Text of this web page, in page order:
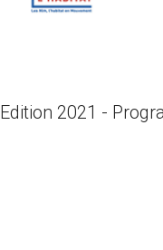
Edition 2021 -